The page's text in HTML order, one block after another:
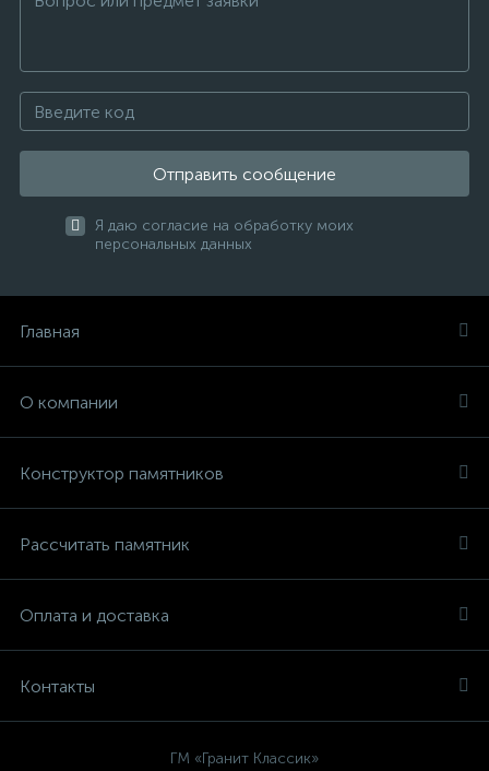
Отправить сообщение
Я даю согласие на обработку моих
персональных данных
Главная
О компании
Конструктор памятников
Рассчитать памятник
Оплата и доставка
Контакты
ГМ «Гранит Классик»